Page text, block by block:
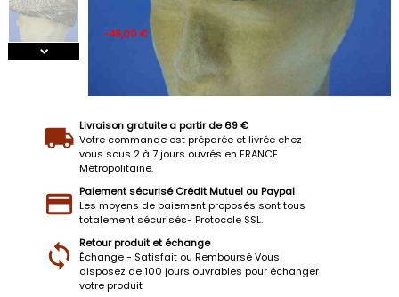
-49,00 €
Livraison gratuite a partir de 69 €
Votre commande est préparée et livrée chez
vous sous 2 à 7 jours ouvrés en FRANCE
Métropolitaine.
Paiement sécurisé Crédit Mutuel ou Paypal
Les moyens de paiement proposés sont tous
totalement sécurisés- Protocole SSL.
Retour produit et échange
Échange - Satisfait ou Remboursé Vous
disposez de 100 jours ouvrables pour échanger
votre produit